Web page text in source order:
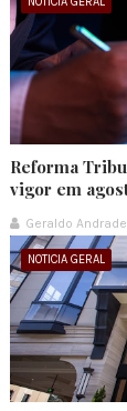
Reforma
vigor em
Geraldo Andrade
NOTICIA GERAL